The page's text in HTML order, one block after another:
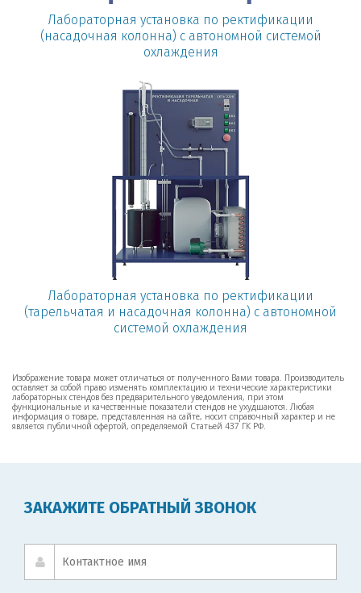
Лабораторная установка по ректификации
(насадочная колонна) с автономной системой
охлаждения
Лабораторная установка по ректификации
(тарельчатая и насадочная колонна) с автономной
системой охлаждения
Изображение товара может отличаться от полученного Вами товара. Производитель
оставляет за собой право изменять комплектацию и технические характеристики
лабораторных стендов без предварительного уведомления, при этом
функциональные и качественные показатели стендов не ухудшаются. Любая
информация о товаре, представленная на сайте, носит справочный характер и не
является публичной офертой, определяемой Статьей 437 ГК РФ.
ЗАКАЖИТЕ ОБРАТНЫЙ ЗВОНОК